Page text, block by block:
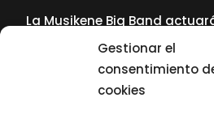
Gestionar el
consentimiento
cookies
La Musikene Big Band
Tolliver en el 61 Jazzaldia